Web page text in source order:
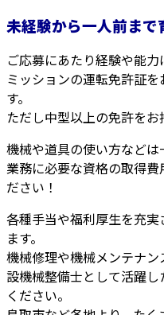
未経験から一人前まで
ご応募にあたり経験や能力
ミッションの運転免許証
す。
ただし中型以上の免許をお
機械や道具の使い方などは
業務に必要な資格の取得
ださい！
各種手当や福利厚生を充
ます。
機械修理や機械メンテナ
設機械整備士として活躍
ください。